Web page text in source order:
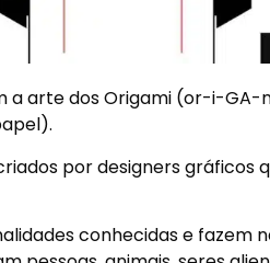
a arte dos Origami (or-i-GA-
por designers gráficos
conhecidas e fazem